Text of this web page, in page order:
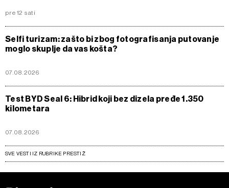
pre 12 sati
Selfi turizam: zašto bi zbog fotografisanja putovanje
moglo skuplje da vas košta?
07.08.2026
Test BYD Seal 6: Hibrid koji bez dizela pređe 1.350
kilometara
07.08.2026
SVE VESTI IZ RUBRIKE PRESTIŽ